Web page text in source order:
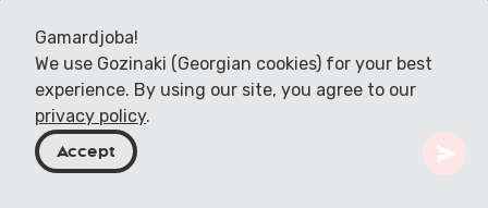
Gamardjoba!
We use Gozinaki (Georgian cookies) for your best
experience. By using our site, you agree to our
privacy policy.
Accept